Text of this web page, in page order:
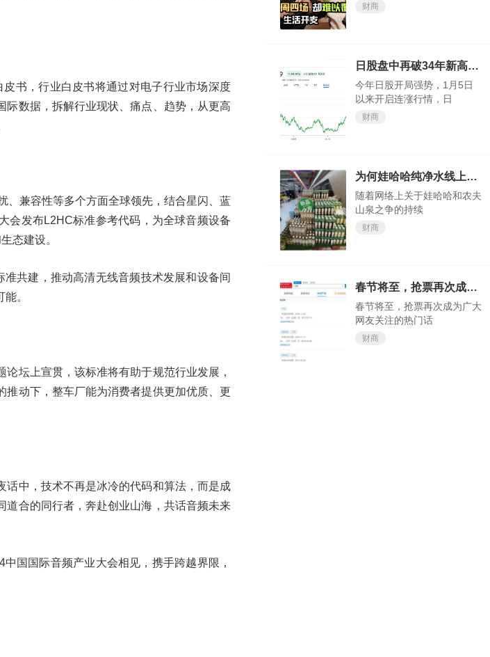
书，行业白皮书将通过对电子行业市场深度
数据，拆解行业现状、痛点、趋势，从更高
、兼容性等多个方面全球领先，结合星闪、蓝
会发布L2HC标准参考代码，为全球音频设备
态建设。
共建，推动高清无线音频技术发展和设备间
。
坛上宣贯，该标准将有助于规范行业发展，
动下，整车厂能为消费者提供更加优质、更
中，技术不再是冰冷的代码和算法，而是成
道合的同行者，奔赴创业山海，共话音频未来
国国际音频产业大会相见，携手跨越界限，
财商
日股盘中再破34年新高，今年还涨得动吗？
今年日股开局强势，1月5日
以来开启连涨行情，日
财商
为何娃哈哈纯净水线上会卖断货？
随着网络上关于娃哈哈和农夫
山泉之争的持续
财商
春节将至，抢票再次成为广大网友关注的热门话题
春节将至，抢票再次成为广大
网友关注的热门话
财商